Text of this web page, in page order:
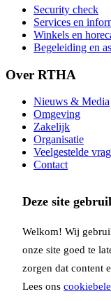
Deze site
Welkom! Wij
onze site goed te
zorgen dat content
Lees ons
Security check
Services en
Winkels en
Begeleiding en
Over RTHA
Nieuws & Media
Omgeving
Zakelijk
Organisatie
Veelgestelde
Contact
Copyright Rotterdam
Disclaimer
Volg ons via: